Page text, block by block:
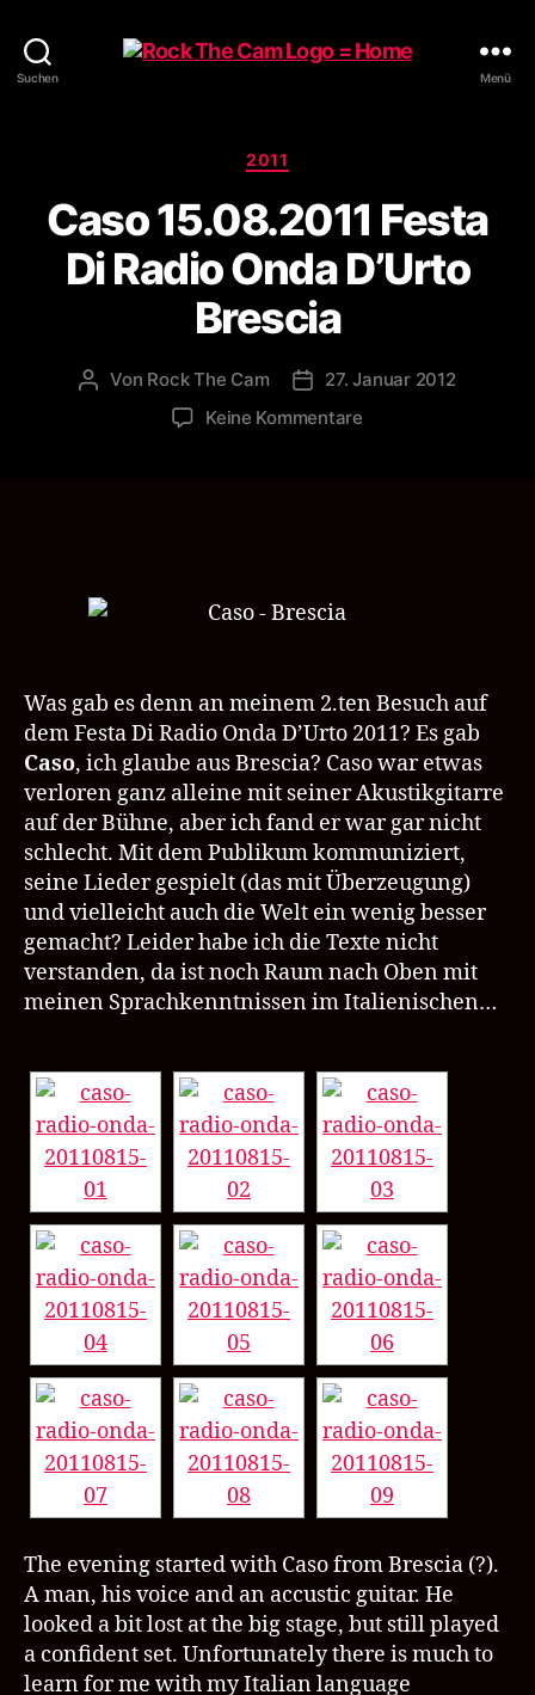
Suchen Menü
Kategorien
2011
Caso 15.08.2011 Festa
Di Radio Onda D’Urto
Brescia
Beitragsautor
Von Rock The Cam Veröffentlichungsdatum
27. Januar 2012
Keine Kommentarezu
Was gab es denn an meinem 2.ten Besuch auf
dem Festa Di Radio Onda D’Urto 2011? Es gab
Caso, ich glaube aus Brescia? Caso war etwas
verloren ganz alleine mit seiner Akustikgitarre
auf der Bühne, aber ich fand er war gar nicht
schlecht. Mit dem Publikum kommuniziert,
seine Lieder gespielt (das mit Überzeugung)
und vielleicht auch die Welt ein wenig besser
gemacht? Leider habe ich die Texte nicht
verstanden, da ist noch Raum nach Oben mit
meinen Sprachkenntnissen im Italienischen…
The evening started with Caso from Brescia (?).
A man, his voice and an accustic guitar. He
looked a bit lost at the big stage, but still played
a confident set. Unfortunately there is much to
learn for me with my Italian language